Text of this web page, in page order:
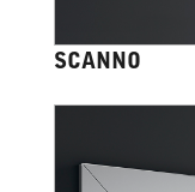
SCANNO